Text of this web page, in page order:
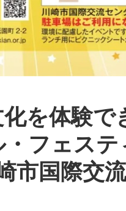
を体験で
フェス
市国際交